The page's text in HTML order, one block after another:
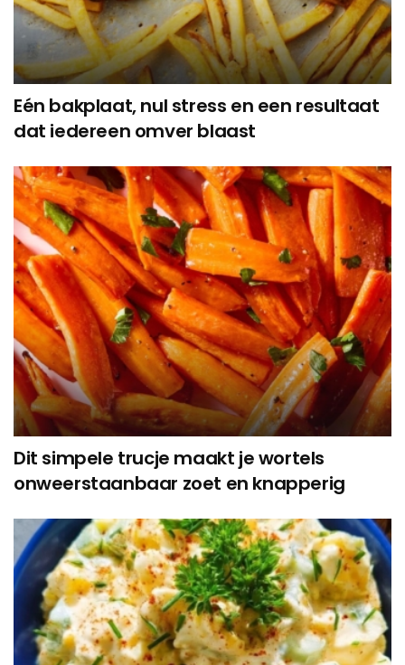
Eén bakplaat, nul stress en een resultaat
dat iedereen omver blaast
Dit simpele trucje maakt je wortels
onweerstaanbaar zoet en knapperig